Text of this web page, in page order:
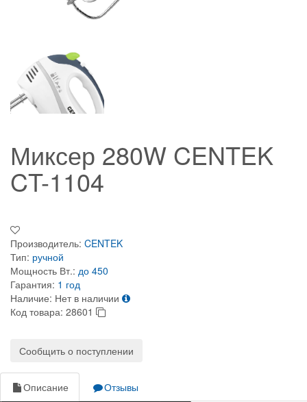
Миксер 280W CENTEK
CT-1104
Производитель: CENTEK
Тип: ручной
Мощность Вт.: до 450
Гарантия: 1 год
Наличие: Нет в наличии
Код товара: 28601
Сообщить о поступлении
Описание
Отзывы